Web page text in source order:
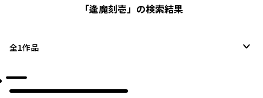
「逢魔刻壱」の検索結果
全1作品